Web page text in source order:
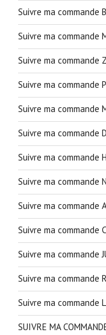
Suivre ma commande
Suivre ma commande
Suivre ma commande
Suivre ma commande
Suivre ma commande
Suivre ma commande
Suivre ma commande
Suivre ma commande
Suivre ma commande
Suivre ma commande
Suivre ma commande
Suivre ma commande
Suivre ma commande
SUIVRE MA